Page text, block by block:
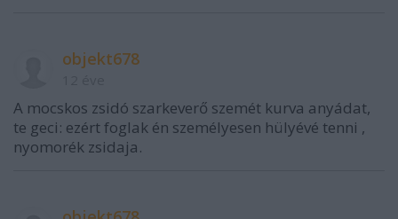
objekt678
A mocskos zsidó szarkeverő szemét kurva anyádat,
te geci: ezért foglak én személyesen hülyévé tenni ,
nyomorék zsidaja.